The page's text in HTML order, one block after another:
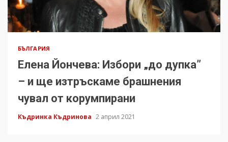
БЪЛГАРИЯ
Елена Йончева: Избори „до дупка”
– и ще изтръскаме брашнения
чувал от корумпирани
Къдринка Къдринова 2 април 2021